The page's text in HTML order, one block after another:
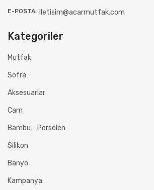
E-POSTA: iletisim@acarmutfak.com
Kategoriler
Mutfak
Sofra
Aksesuarlar
Cam
Bambu - Porselen
Silikon
Banyo
Kampanya